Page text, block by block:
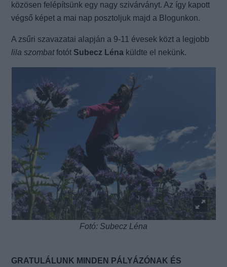
közösen felépítsünk egy nagy szivárványt. Az így kapott
végső képet a mai nap posztoljuk majd a Blogunkon.
A zsűri szavazatai alapján a 9-11 évesek közt a legjobb
lila szombatfotót Subecz Léna küldte el nekünk.
Fotó: Subecz Léna
GRATULÁLUNK MINDEN PÁLYÁZÓNAK ÉS